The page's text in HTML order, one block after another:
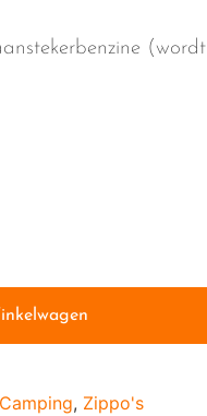
(wordt
Camping, Zippo's